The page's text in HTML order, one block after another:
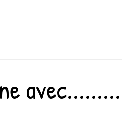
avec.........